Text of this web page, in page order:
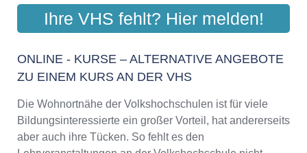
KREISVOLKSHOCHSCHULE
VIERSEN
Aktualisiert: August 2021
Ihre VHS fehlt? Hier melden!
ONLINE - KURSE – ALTERNATIVE ANGEBOTE
ZU EINEM KURS AN DER VHS
Die Wohnortnähe der Volkshochschulen ist für viele
Bildungsinteressierte ein großer Vorteil, hat andererseits
aber auch ihre Tücken. So fehlt es den